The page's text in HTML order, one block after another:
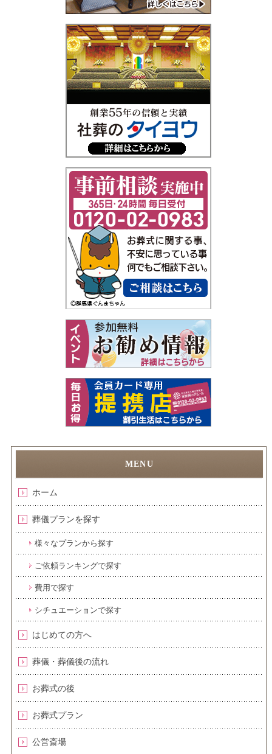
ホーム
葬儀プランを探す
様々なプランから探す
ご依頼ランキングで探す
費用で探す
シチュエーションで探す
はじめての方へ
葬儀・葬儀後の流れ
お葬式の後
お葬式プラン
公営斎場